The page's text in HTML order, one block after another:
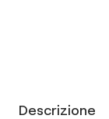
Descrizione